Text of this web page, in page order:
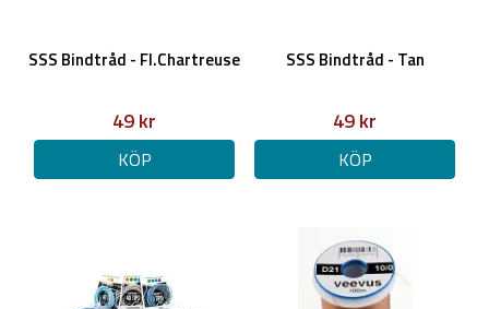
SSS Bindtråd - Fl.Chartreuse
49 kr
KÖP
SSS Bindtråd - Tan
49 kr
KÖP